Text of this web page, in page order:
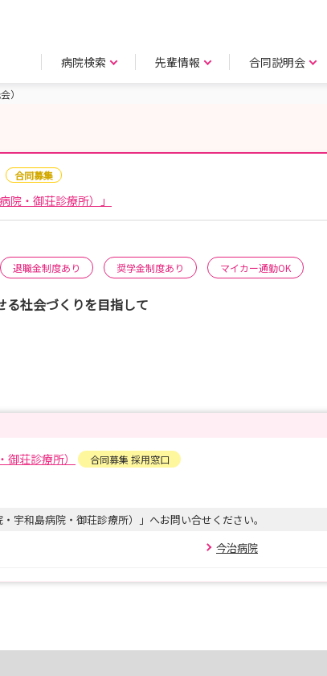
病院検索 先輩情報 合同説明会
）
合同募集
院・御荘診療所）」
退職金制度あり 奨学金制度あり マイカー通勤OK
る社会づくりを目指して
荘診療所） 合同募集 採用窓口
宇和島病院・御荘診療所）」へお問い合せください。
今治病院